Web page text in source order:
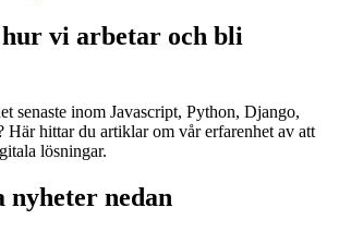
vi arbetar och bli
senaste inom Javascript, Python, Django,
Här hittar du artiklar om vår erfarenhet av att
lösningar.
nyheter nedan